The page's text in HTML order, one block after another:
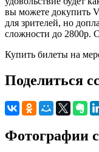
вы можете докупить
для зрителей, но
сложности до 2800р.
Купить билеты на
Поделиться
Фотографии